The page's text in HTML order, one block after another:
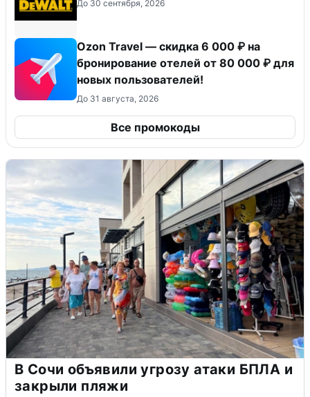
До 30 сентября, 2026
Ozon Travel — скидка 6 000 ₽ на
бронирование отелей от 80 000 ₽ для
новых пользователей!
До 31 августа, 2026
Все промокоды
В Сочи объявили угрозу атаки БПЛА и
закрыли пляжи